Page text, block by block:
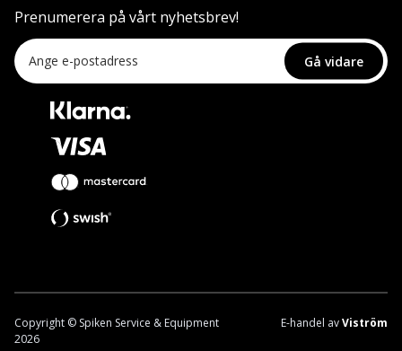
Prenumerera på vårt nyhetsbrev!
Gå vidare
Copyright © Spiken Service & Equipment
2026
E-handel avViström